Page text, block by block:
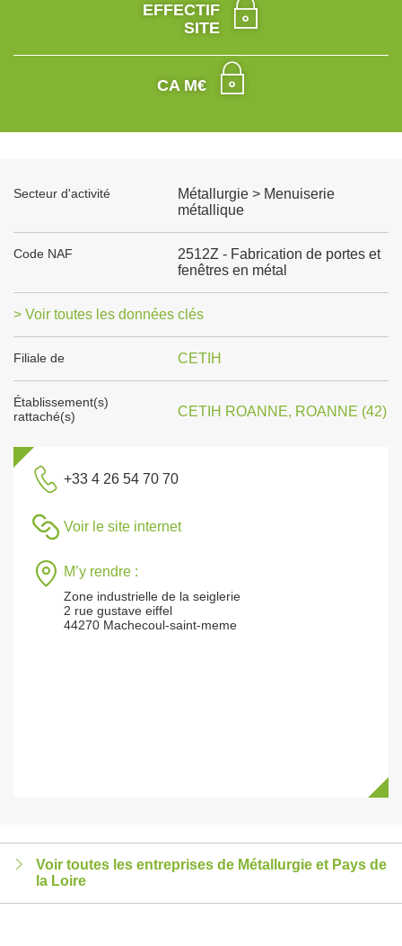
EFFECTIF
SITE
CA M€
Secteur d'activité
Métallurgie > Menuiserie
métallique
Code NAF
2512Z - Fabrication de portes et
fenêtres en métal
> Voir toutes les données clés
Filiale de CETIH
Établissement(s)
rattaché(s)
CETIH ROANNE, ROANNE (42)
+33 4 26 54 70 70
Voir le site internet
M’y rendre :
Zone industrielle de la seiglerie
2 rue gustave eiffel
44270 Machecoul-saint-meme
Voir toutes les entreprises de Métallurgie et Pays de
la Loire